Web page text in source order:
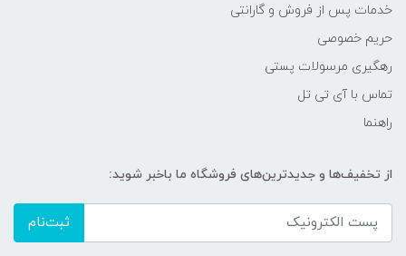
خدمات پس از فروش و گارانتی
حریم خصوصی
رهگیری مرسولات پستی
تماس با آی تی تل
راهنما
از تخفیف‌ها و جدیدترین‌های فروشگاه ما باخبر شوید:
ثبت‌نام